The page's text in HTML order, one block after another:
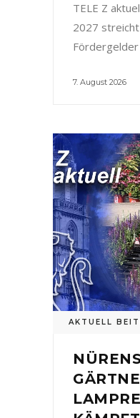
TELE Z
2027
7. August 2026
AKTUELL